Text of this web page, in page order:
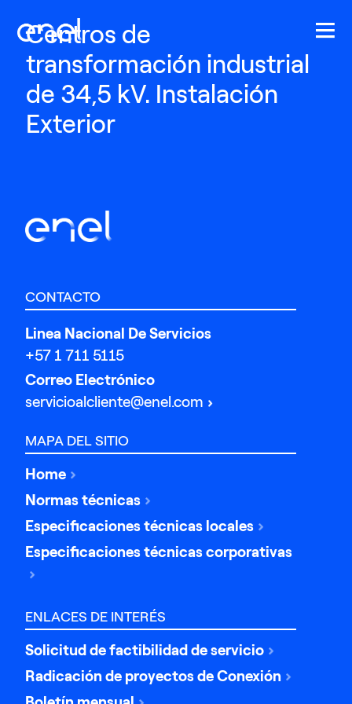
Centros de
transformación industrial
de 34,5 kV. Instalación
Exterior
CONTACTO
+57 1 711 5115
Linea Nacional De Servicios
servicioalcliente@enel.com
Correo Electrónico
MAPA DEL SITIO
Home
Normas técnicas
Especificaciones técnicas locales
Especificaciones técnicas corporativas
ENLACES DE INTERÉS
Solicitud de factibilidad de servicio
Radicación de proyectos de Conexión